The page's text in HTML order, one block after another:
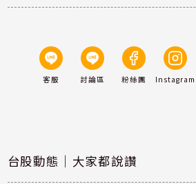
客服 討論區 粉絲團 Instagram
台股動態｜大家都說讚